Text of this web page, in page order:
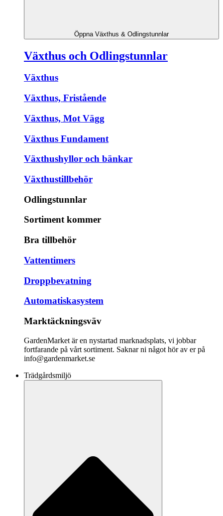
Öppna Växthus & Odlingstunnlar
Växthus och Odlingstunnlar
Växthus
Växthus, Fristående
Växthus, Mot Vägg
Växthus Fundament
Växthushyllor och bänkar
Växthustillbehör
Odlingstunnlar
Sortiment kommer
Bra tillbehör
Vattentimers
Droppbevatning
Automatiskasystem
Marktäckningsväv
GardenMarket är en nystartad marknadsplats, vi jobbar
fortfarande på vårt sortiment. Saknar ni något hör av er på
info@gardenmarket.se
Trädgårdsmiljö